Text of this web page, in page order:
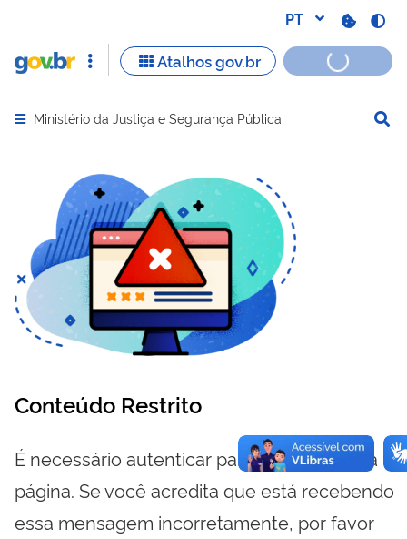
Abrir menu principal de navegação
Ministério da Justiça e Segurança Pública
Conteúdo Restrito
É necessário autenticar para visualizar essa
página. Se você acredita que está recebendo
essa mensagem incorretamente, por favor